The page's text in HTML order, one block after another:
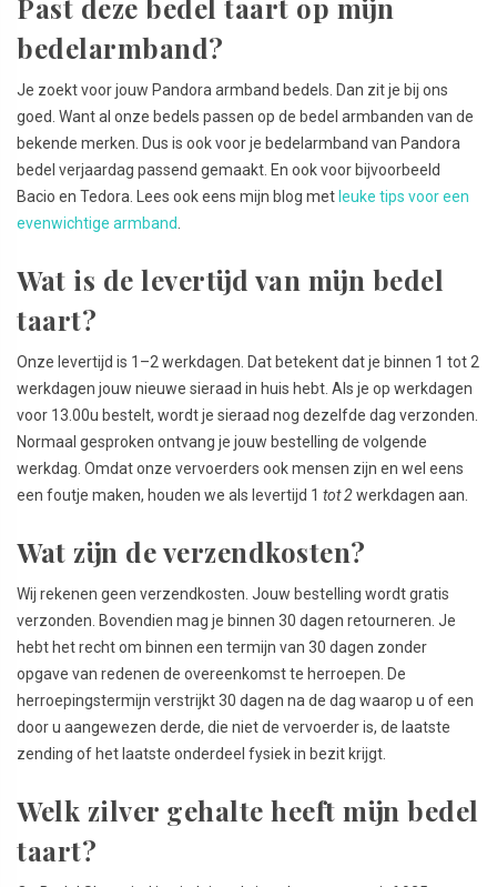
Past deze bedel taart op mijn
bedelarmband?
Je zoekt voor jouw Pandora armband bedels. Dan zit je bij ons
goed. Want al onze bedels passen op de bedel armbanden van de
bekende merken. Dus is ook voor je bedelarmband van Pandora
bedel verjaardag passend gemaakt. En ook voor bijvoorbeeld
Bacio en Tedora. Lees ook eens mijn blog met leuke tips voor een
evenwichtige armband
Wat is de levertijd van mijn bedel
taart?
Onze levertijd is 1–2 werkdagen. Dat betekent dat je binnen 1 tot 2
werkdagen jouw nieuwe sieraad in huis hebt. Als je op werkdagen
voor 13.00u bestelt, wordt je sieraad nog dezelfde dag verzonden.
Normaal gesproken ontvang je jouw bestelling de volgende
werkdag. Omdat onze vervoerders ook mensen zijn en wel eens
een foutje maken, houden we als levertijd 1 tot 2werkdagen aan.
Wat zijn de verzendkosten?
Wij rekenen geen verzendkosten. Jouw bestelling wordt gratis
verzonden. Bovendien mag je binnen 30 dagen retourneren. Je
hebt het recht om binnen een termijn van 30 dagen zonder
opgave van redenen de overeenkomst te herroepen. De
herroepingstermijn verstrijkt 30 dagen na de dag waarop u of een
door u aangewezen derde, die niet de vervoerder is, de laatste
zending of het laatste onderdeel fysiek in bezit krijgt.
Welk zilver gehalte heeft mijn bedel
taart?